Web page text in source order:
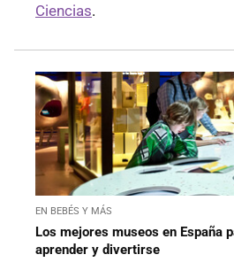
Ciencias.
EN BEBÉS Y MÁS
Los mejores museos en España
aprender y divertirse